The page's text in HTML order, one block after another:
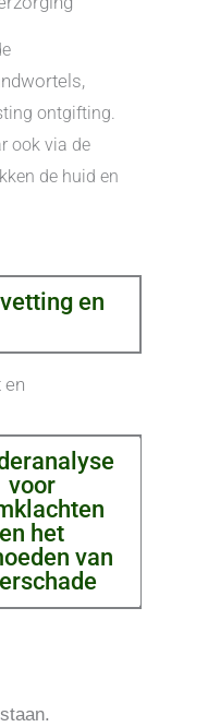
ontgifting.
ook via de
de huid en
en
en
voor
en het
van